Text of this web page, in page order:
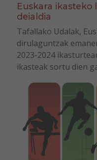
Euskara
deialdia
Tafallako Udalak,
dirulaguntzak
2023-2024
ikasteak sortu dien